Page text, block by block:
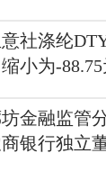
社涤纶
小为-
金融监管
银行独立